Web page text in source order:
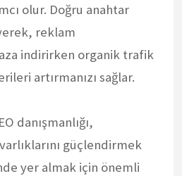
olur. Doğru anahtar
reklam
aza indirirken organik trafik
artırmanızı sağlar.
danışmanlığı,
güçlendirmek
yer almak için önemli